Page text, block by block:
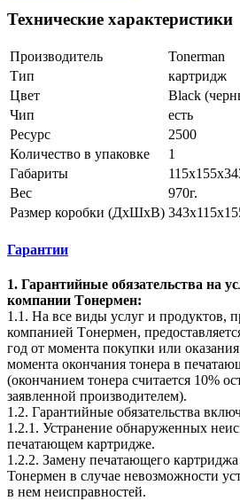
Технические характеристики
Производитель
Tonerman
Тип
картридж
Цвет
Black
Чип
есть
Ресурс
2500
Количество в упаковке
1
Габариты
Вес
970г.
Размер коробки (ДхШхВ)
Гарантии
1. Гарантийные обязательства на
компании Tонермен:
1.1. На все виды услуг и продуктов,
компанией Tонермен,
год от момента покупки или
момента окончания тонера в
(окончанием тонера считается 10%
заявленной производителем).
1.2. Гарантийные обязательства
1.2.1. Устранение обнаруженных
печатающем картридже.
1.2.2. Замену печатающего
Тонермен в случае невозможности
в нем неисправностей.